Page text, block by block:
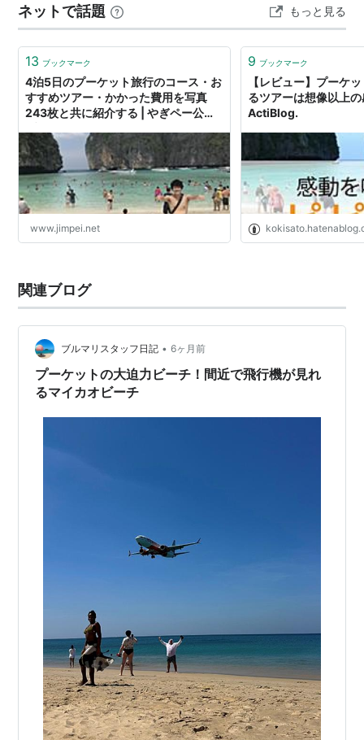
ネットで話題 もっと見る
13 ブックマーク
4泊5日のプーケット旅行のコース・お
すすめツアー・かかった費用を写真
243枚と共に紹介する | やぎペー公式
www.jimpei.net
9 ブックマーク
【レビュー】プーケ
るツアーは想像以上
ActiBlog.
関連ブログ
ブルマリスタッフ日記 • 6ヶ月前
プーケットの大迫力ビーチ！間近で飛行機が見れ
るマイカオビーチ